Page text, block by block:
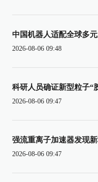
中国机器人适配全球多
2026-08-06 09:48
科研人员确证新型粒子“
2026-08-06 09:47
强流重离子加速器发现
2026-08-06 09:47